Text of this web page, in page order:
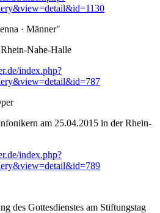
· Männer"
Nahe-Halle
index.php?
am 25.04.2015 in der Rhein-
index.php?
des Gottesdienstes am Stiftungstag